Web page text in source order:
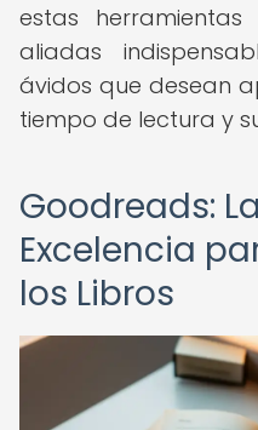
estas
aliadas
ávidos que desean
tiempo de lectura y
Goodreads:
Excelencia
los Libros